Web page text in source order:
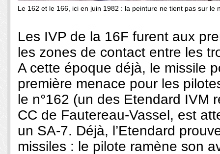
Le 162 et le 166, ici en juin 1982 : la peinture ne tient pas sur le
Les IVP de la 16F furent aux
les zones de contact entre les
A cette époque déjà, le missile
première menace pour les
le n°162 (un des Etendard IVM
CC de Fautereau-Vassel, est
un SA-7. Déjà, l’Etendard
missiles : le pilote ramène son